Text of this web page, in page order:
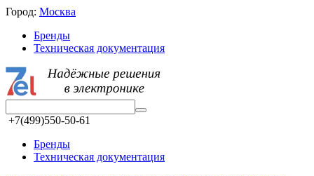
Город: Москва
Бренды
Техническая документация
+7(499)550-50-61
Бренды
Техническая документация